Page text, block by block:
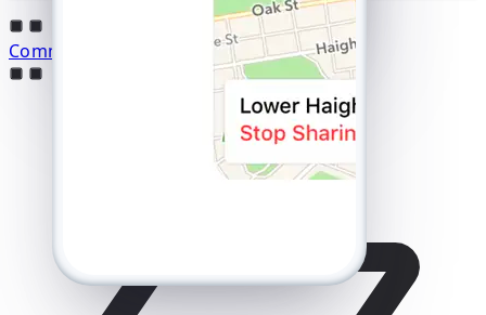
Commencez le suivi dès maintenant